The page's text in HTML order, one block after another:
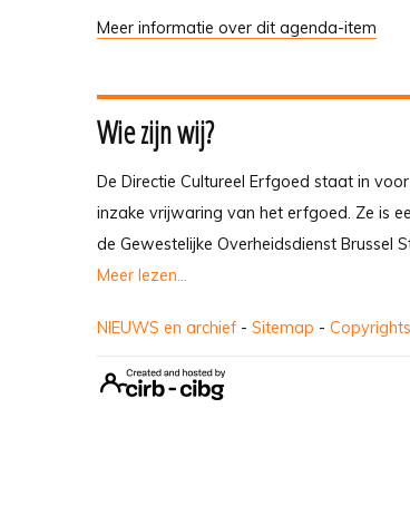
Meer informatie over dit agenda-item
Wie zijn wij?
De Directie Cultureel Erfgoed staat in
inzake vrijwaring van het erfgoed. Ze is
de Gewestelijke Overheidsdienst Brussel
Meer lezen...
NIEUWS en archief - Sitemap - Copyrights